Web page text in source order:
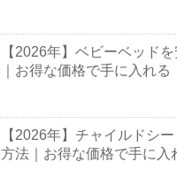
【2026年】ベビーベッド
｜お得な価格で手に入れる
【2026年】チャイルドシ
方法｜お得な価格で手に入